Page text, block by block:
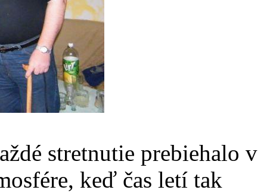
stretnutie prebiehalo v
keď čas letí tak